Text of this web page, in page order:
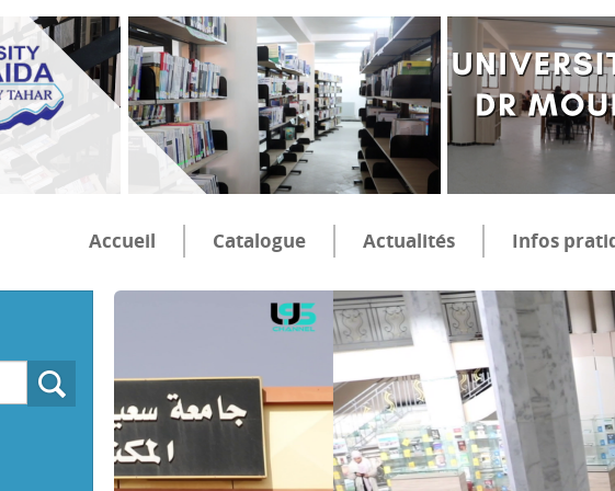
Accueil Catalogue Actualités Infos
Recherche